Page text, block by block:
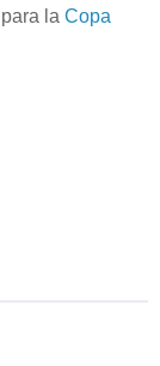
la Copa